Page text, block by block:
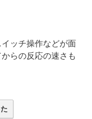
ッチ操作などが面
らの反応の速さも